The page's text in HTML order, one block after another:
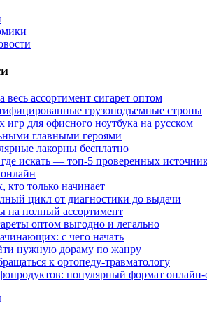
ассортимент сигарет оптом
грузоподъемные стропы
игр для офисного ноутбука на русском
главными героями
лакорны бесплатно
искать — топ-5 проверенных
кто только начинает
цикл от диагностики до выдачи
на полный ассортимент
оптом выгодно и легально
с чего начать
нужную дораму по жанру
к ортопеду-травматологу
популярный формат онлайн-